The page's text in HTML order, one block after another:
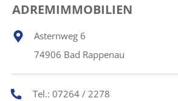
ADREMIMMOBILIEN
Asternweg 6
74906 Bad Rappenau
Tel.: 07264 / 2278